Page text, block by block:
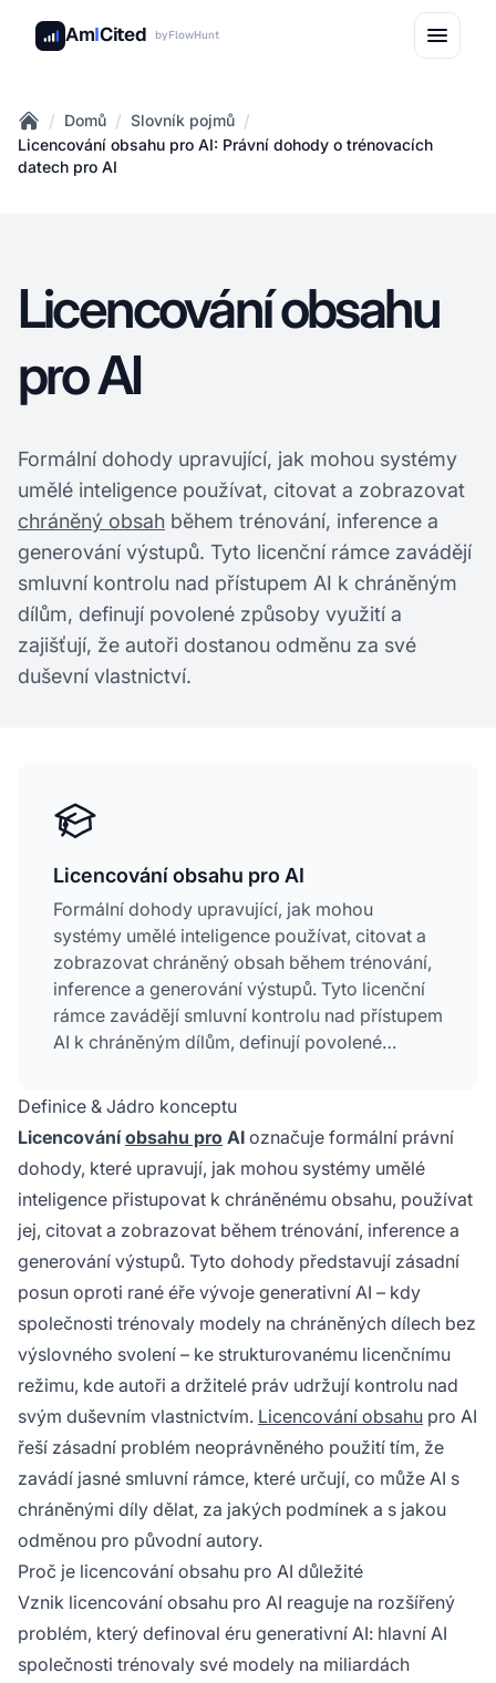
AmICited byFlowHunt
Home
/ Domů / Slovník pojmů /
Licencování obsahu pro AI: Právní dohody o trénovacích
datech pro AI
Licencování obsahu
pro AI
Formální dohody upravující, jak mohou systémy
umělé inteligence používat, citovat a zobrazovat
chráněný obsah během trénování, inference a
generování výstupů. Tyto licenční rámce zavádějí
smluvní kontrolu nad přístupem AI k chráněným
dílům, definují povolené způsoby využití a
zajišťují, že autoři dostanou odměnu za své
duševní vlastnictví.
Licencování obsahu pro AI
Formální dohody upravující, jak mohou
systémy umělé inteligence používat, citovat a
zobrazovat chráněný obsah během trénování,
inference a generování výstupů. Tyto licenční
rámce zavádějí smluvní kontrolu nad přístupem
AI k chráněným dílům, definují povolené
odměnu za své duševní vlastnictví.
Definice & Jádro konceptu
Licencováníobsahu pro AI označuje formální právní
dohody, které upravují, jak mohou systémy umělé
inteligence přistupovat k chráněnému obsahu, používat
jej, citovat a zobrazovat během trénování, inference a
generování výstupů. Tyto dohody představují zásadní
posun oproti rané éře vývoje generativní AI – kdy
společnosti trénovaly modely na chráněných dílech bez
výslovného svolení – ke strukturovanému licenčnímu
režimu, kde autoři a držitelé práv udržují kontrolu nad
svým duševním vlastnictvím. Licencování obsahu pro AI
řeší zásadní problém neoprávněného použití tím, že
zavádí jasné smluvní rámce, které určují, co může AI s
chráněnými díly dělat, za jakých podmínek a s jakou
odměnou pro původní autory.
Proč je licencování obsahu pro AI důležité
Vznik licencování obsahu pro AI reaguje na rozšířený
problém, který definoval éru generativní AI: hlavní AI
společnosti trénovaly své modely na miliardách